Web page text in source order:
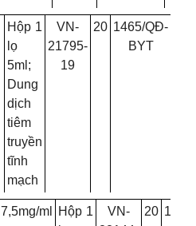
Hộp 1
lọ
5ml;
Dung
dịch
tiêm
truyền
tĩnh
mạch
VN-
21795-
19
20 1465/QĐ-
BYT
7,5mg/ml
Hộp 1
VN-
20